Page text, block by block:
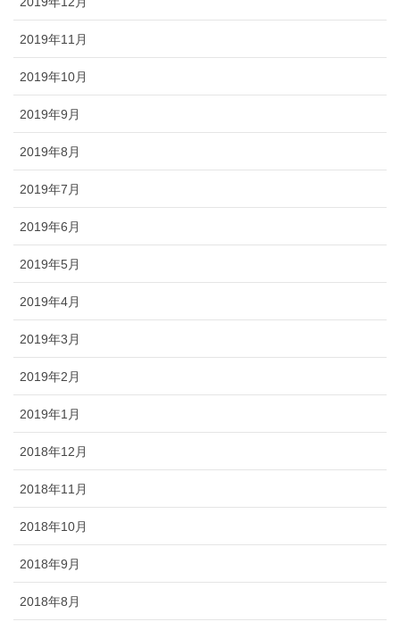
2019年11月
2019年10月
2019年9月
2019年8月
2019年7月
2019年6月
2019年5月
2019年4月
2019年3月
2019年2月
2019年1月
2018年12月
2018年11月
2018年10月
2018年9月
2018年8月